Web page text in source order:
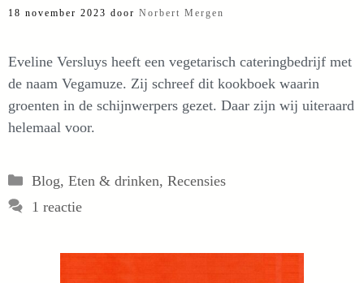
18 november 2023 door Norbert Mergen
Eveline Versluys heeft een vegetarisch cateringbedrijf met
de naam Vegamuze. Zij schreef dit kookboek waarin
groenten in de schijnwerpers gezet. Daar zijn wij uiteraard
helemaal voor.
Categorieën
Blog, Eten & drinken, Recensies
1 reactie